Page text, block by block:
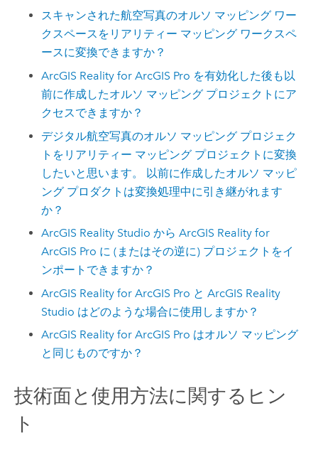
スキャンされた航空写真のオルソ マッピング ワー
クスペースをリアリティー マッピング ワークスペ
ースに変換できますか？
ArcGIS Reality for ArcGIS Pro を有効化した後も以
前に作成したオルソ マッピング プロジェクトにア
クセスできますか？
デジタル航空写真のオルソ マッピング プロジェク
トをリアリティー マッピング プロジェクトに変換
したいと思います。 以前に作成したオルソ マッピ
ング プロダクトは変換処理中に引き継がれます
か？
ArcGIS Reality Studio からArcGIS Reality for
ArcGIS Pro に (またはその逆に) プロジェクトをイ
ンポートできますか？
ArcGIS Reality for ArcGIS Pro とArcGIS Reality
Studio はどのような場合に使用しますか？
ArcGIS Reality for ArcGIS Pro はオルソ マッピング
と同じものですか？
技術面と使用方法に関するヒン
ト